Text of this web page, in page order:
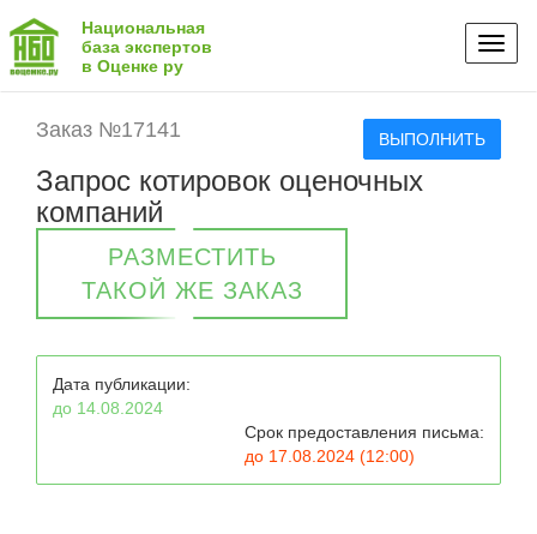
Национальная
база экспертов
в Оценке ру
Заказ №17141 ВЫПОЛНИТЬ
Запрос котировок оценочных
компаний
РАЗМЕСТИТЬ
ТАКОЙ ЖЕ ЗАКАЗ
Дата публикации:
до 14.08.2024
Срок предоставления письма:
до 17.08.2024 (12:00)